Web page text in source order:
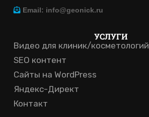
Email: info@geonick.ru
УСЛУГИ
Видео для клиник/косметологий
SEO контент
Сайты на WordPress
Яндекс-Директ
Контакт